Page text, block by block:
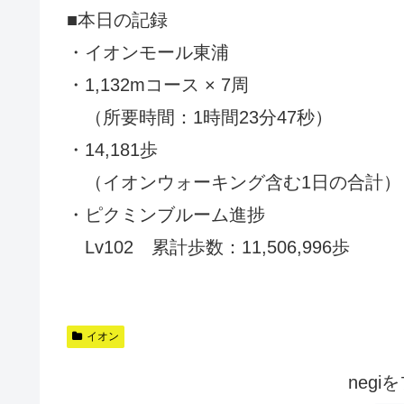
■本日の記録
・イオンモール東浦
・1,132mコース × 7周
（所要時間：1時間23分47秒）
・14,181歩
（イオンウォーキング含む1日の合計）
・ピクミンブルーム進捗
Lv102 累計歩数：11,506,996歩
イオン
negi